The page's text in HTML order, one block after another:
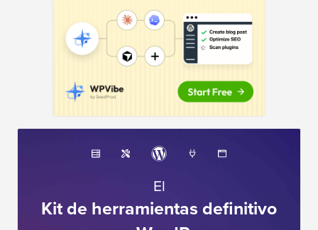
El
Kit de herramientas definitivo